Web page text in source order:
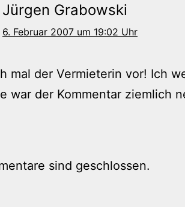
Jürgen Grabowski
6. Februar 2007 um 19:02 Uhr
mal der Vermieterin vor! Ich
war der Kommentar ziemlich
sind geschlossen.